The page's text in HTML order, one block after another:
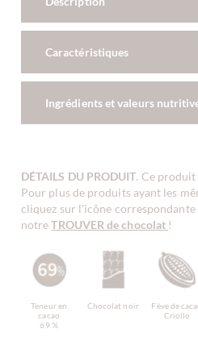
Caractéristiques
Ingrédients et valeurs
DÉTAILS DU PRODUIT. Ce produit
Pour plus de produits ayant les
cliquez sur l'icône
notreTROUVER de chocolat !
Teneur en
cacao
69 %
Chocolat noir
Fève de
Criollo